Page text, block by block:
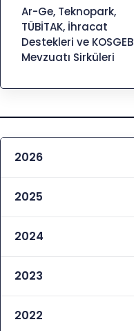
Ar-Ge, Teknopark,
TÜBİTAK, İhracat
Destekleri ve KOSGEB
Mevzuatı Sirküleri
2026
2025
2024
2023
2022